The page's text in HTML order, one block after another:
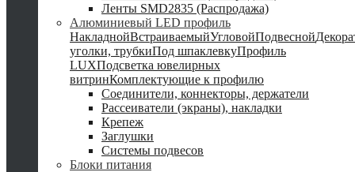
Ленты SMD2835 (Распродажа)
Алюминиевый LED профиль
НакладнойВстраиваемыйУгловойПодвесной
уголки, трубкиПод шпаклевкуПрофиль
LUXПодсветка ювелирных
витринКомплектующие к профилю
Соединители, коннекторы, держатели
Рассеиватели (экраны), накладки
Крепеж
Заглушки
Системы подвесов
Блоки питания